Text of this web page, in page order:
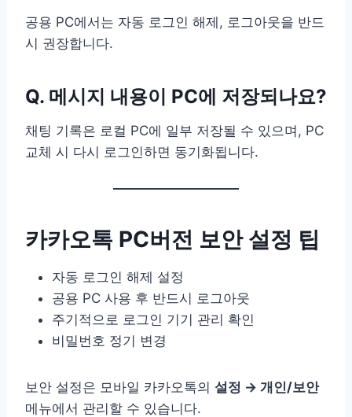
공용 PC에서는 자동 로그인 해제, 로그아웃을 반드
시 권장합니다.
Q. 메시지 내용이 PC에 저장되나요?
채팅 기록은 로컬 PC에 일부 저장될 수 있으며, PC
교체 시 다시 로그인하면 동기화됩니다.
카카오톡 PC버전 보안 설정 팁
자동 로그인 해제 설정
공용 PC 사용 후 반드시 로그아웃
주기적으로 로그인 기기 관리 확인
비밀번호 정기 변경
보안 설정은 모바일 카카오톡의 설정 → 개인/보안
메뉴에서 관리할 수 있습니다.